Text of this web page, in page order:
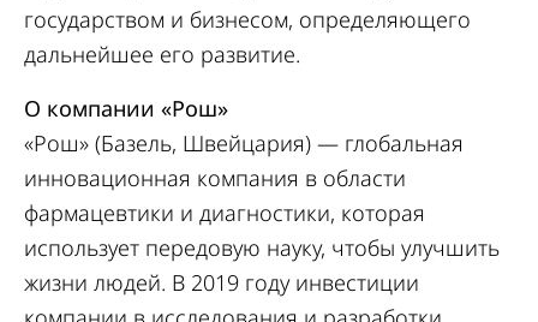
государством и бизнесом, определяющего
дальнейшее его развитие.
О компании «Рош»
«Рош» (Базель, Швейцария) — глобальная
инновационная компания в области
фармацевтики и диагностики, которая
использует передовую науку, чтобы улучшить
жизни людей. В 2019 году инвестиции